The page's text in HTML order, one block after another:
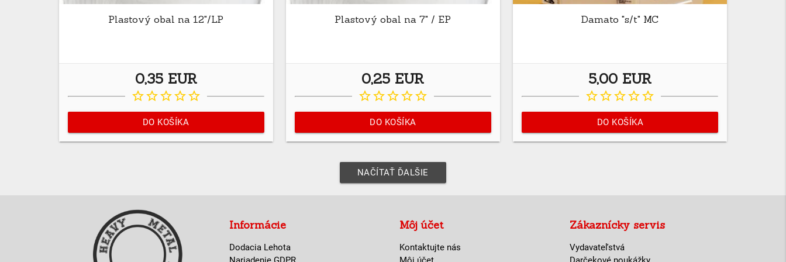
Plastový obal na 12"/LP
0,35 EUR
star_borderstar_borderstar_borderstar_borderstar_border
DO KOŠÍKA
Plastový obal na 7" / EP
0,25 EUR
star_borderstar_borderstar_borderstar_borderstar_border
DO KOŠÍKA
Damato "s/t" MC
5,00 EUR
star_borderstar_borderstar_borderstar_borderstar_border
DO KOŠÍKA
NAČÍTAŤ ĎALŠIE
Informácie
Dodacia Lehota
Môj účet
Kontaktujte nás
Zákaznícky servis
Vydavateľstvá